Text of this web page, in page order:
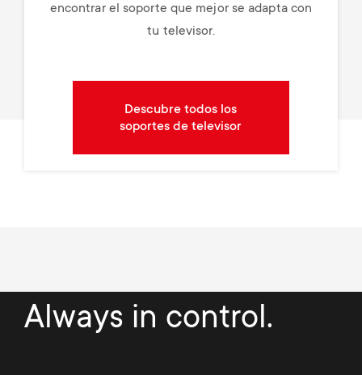
encontrar el soporte que mejor se adapta con
tu televisor.
Descubre todos los
soportes de televisor
Always in control.